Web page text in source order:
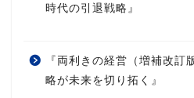
時代の引退戦略』
『両利きの経営（増補改訂
略が未来を切り拓く』